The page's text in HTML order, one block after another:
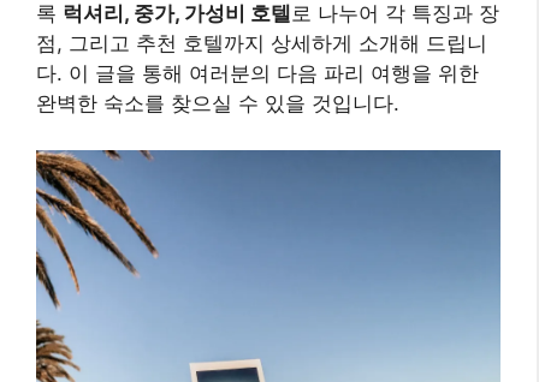
록 럭셔리, 중가, 가성비 호텔 로 나누어 각 특징과 장
점, 그리고 추천 호텔까지 상세하게 소개해 드립니
다. 이 글을 통해 여러분의 다음 파리 여행을 위한
완벽한 숙소를 찾으실 수 있을 것입니다.